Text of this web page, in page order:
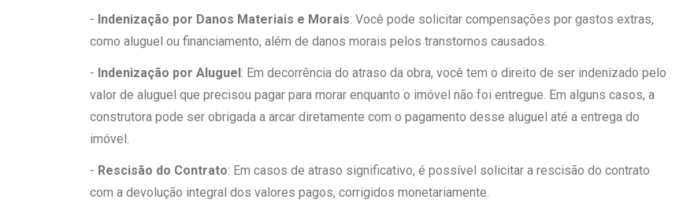
- Indenização por Danos Materiais e Morais: Você pode solicitar compensações por gastos extras,
como aluguel ou financiamento, além de danos morais pelos transtornos causados.
- Indenização por Aluguel: Em decorrência do atraso da obra, você tem o direito de ser indenizado pelo
valor de aluguel que precisou pagar para morar enquanto o imóvel não foi entregue. Em alguns casos, a
construtora pode ser obrigada a arcar diretamente com o pagamento desse aluguel até a entrega do
imóvel.
- Rescisão do Contrato: Em casos de atraso significativo, é possível solicitar a rescisão do contrato
com a devolução integral dos valores pagos, corrigidos monetariamente.